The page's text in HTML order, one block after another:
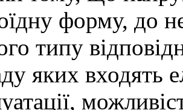
форму, до
типу
яких входять